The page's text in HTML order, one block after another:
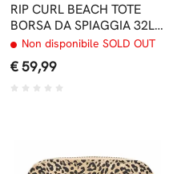
RIP CURL BEACH TOTE
BORSA DA SPIAGGIA 32L
MULTICOLOR
Non disponibile SOLD OUT
€ 59,99